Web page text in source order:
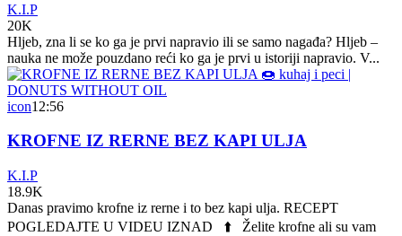
K.I.P
20K
Hljeb, zna li se ko ga je prvi napravio ili se samo nagađa? Hljeb –
nauka ne može pouzdano reći ko ga je prvi u istoriji napravio. V...
icon12:56
KROFNE IZ RERNE BEZ KAPI ULJA
K.I.P
18.9K
Danas pravimo krofne iz rerne i to bez kapi ulja. RECEPT
POGLEDAJTE U VIDEU IZNAD ⬆️ Želite krofne ali su vam